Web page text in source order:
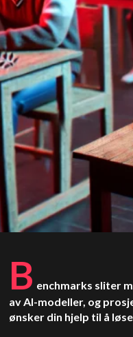
B enchmarks sliter
av AI-modeller, og
ønsker din hjelp til å